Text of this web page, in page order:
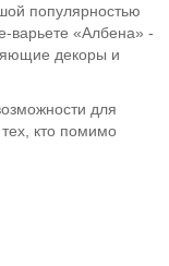
популярностью
варьете «Албена» -
декоры и
для
кто помимо